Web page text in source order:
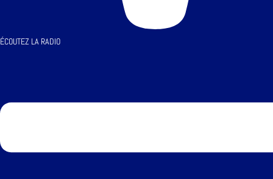
ÉCOUTEZ LA RADIO